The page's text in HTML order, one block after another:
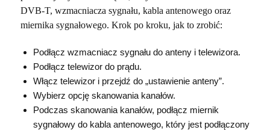
DVB-T, wzmacniacza sygnału, kabla antenowego oraz
miernika sygnałowego. Krok po kroku, jak to zrobić:
Podłącz wzmacniacz sygnału do anteny i telewizora.
Podłącz telewizor do prądu.
Włącz telewizor i przejdź do „ustawienie anteny”.
Wybierz opcję skanowania kanałów.
Podczas skanowania kanałów, podłącz miernik
sygnałowy do kabla antenowego, który jest podłączony